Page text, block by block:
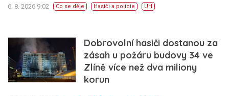
6. 8. 2026 9:02 Co se děje Hasiči a policie UH
Dobrovolní hasiči dostanou za
zásah u požáru budovy 34 ve
Zlíně více než dva miliony
korun